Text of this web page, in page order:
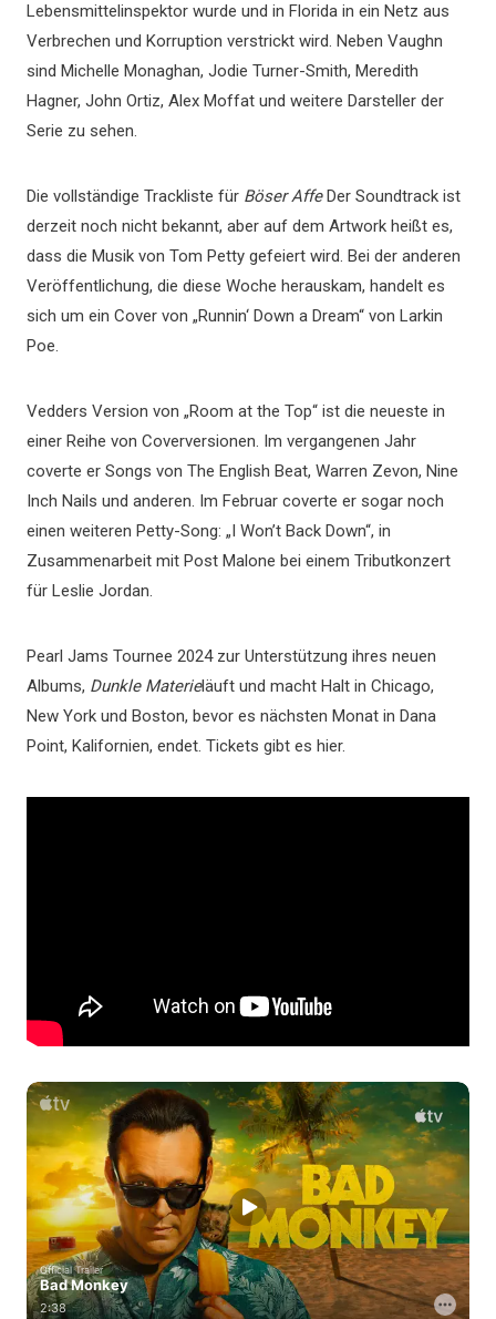
Lebensmittelinspektor wurde und in Florida in ein Netz aus
Verbrechen und Korruption verstrickt wird. Neben Vaughn
sind Michelle Monaghan, Jodie Turner-Smith, Meredith
Hagner, John Ortiz, Alex Moffat und weitere Darsteller der
Serie zu sehen.
Die vollständige Trackliste für Böser AffeDer Soundtrack ist
derzeit noch nicht bekannt, aber auf dem Artwork heißt es,
dass die Musik von Tom Petty gefeiert wird. Bei der anderen
Veröffentlichung, die diese Woche herauskam, handelt es
sich um ein Cover von „Runnin‘ Down a Dream“ von Larkin
Poe.
Vedders Version von „Room at the Top“ ist die neueste in
einer Reihe von Coverversionen. Im vergangenen Jahr
coverte er Songs von The English Beat, Warren Zevon, Nine
Inch Nails und anderen. Im Februar coverte er sogar noch
einen weiteren Petty-Song: „I Won’t Back Down“, in
Zusammenarbeit mit Post Malone bei einem Tributkonzert
für Leslie Jordan.
Pearl Jams Tournee 2024 zur Unterstützung ihres neuen
Albums, Dunkle Materieläuft und macht Halt in Chicago,
New York und Boston, bevor es nächsten Monat in Dana
Point, Kalifornien, endet. Tickets gibt es hier.